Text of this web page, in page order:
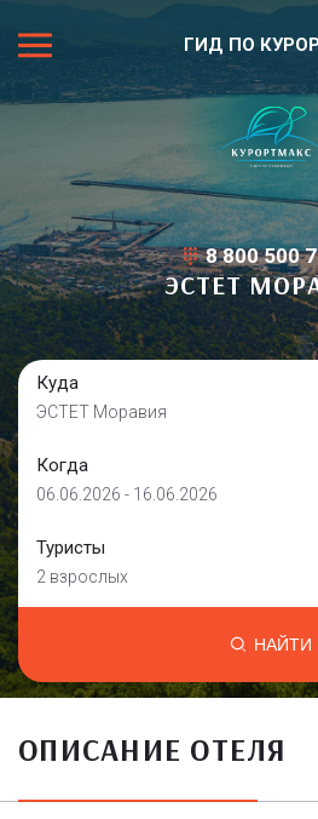
ГИД ПО
8 800 500
ЭСТЕТ
Куда
ЭСТЕТ Моравия
Когда
06.06.2026 - 16.06.2026
Туристы
2 взрослых
НАЙТИ
ОПИСАНИЕ ОТЕЛЯ